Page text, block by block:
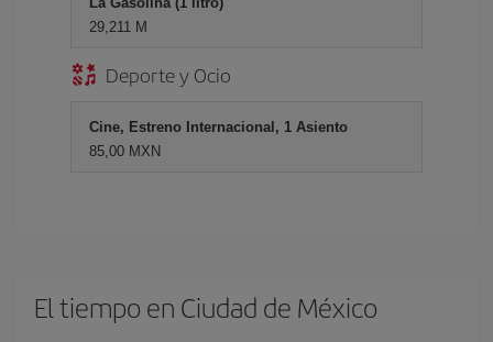
29,211 M
Deporte y Ocio
Cine, Estreno Internacional, 1 Asiento
85,00 MXN
El tiempo en Ciudad de México